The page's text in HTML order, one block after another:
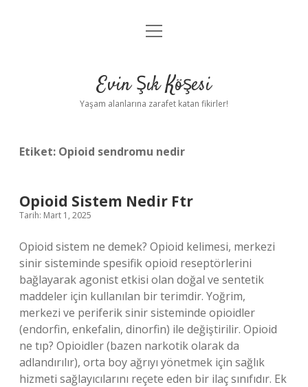
Anasayfa
Yasal Uyarı
menüyü
Evin Şık Köşesi
Yaşam alanlarına zarafet katan fikirler!
Etiket: Opioid sendromu nedir
Opioid Sistem Nedir Ftr
Tarih: Mart 1, 2025
Opioid sistem ne demek? Opioid kelimesi, merkezi
sinir sisteminde spesifik opioid reseptörlerini
bağlayarak agonist etkisi olan doğal ve sentetik
maddeler için kullanılan bir terimdir. Yoğrim,
merkezi ve periferik sinir sisteminde opioidler
(endorfin, enkefalin, dinorfin) ile değiştirilir. Opioid
ne tıp? Opioidler (bazen narkotik olarak da
adlandırılır), orta boy ağrıyı yönetmek için sağlık
hizmeti sağlayıcılarını reçete eden bir ilaç sınıfıdır. Ek